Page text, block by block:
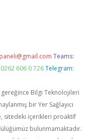
Teams:
606 0 726 Telegram:
gereğince Bilgi Teknolojileri
bir Yer Sağlayıcı
sitedeki içerikleri proaktif
bulunmamaktadır.